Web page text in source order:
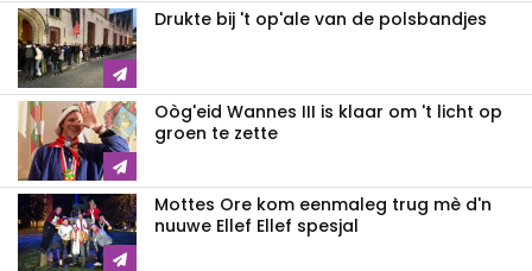
Drukte bij 't op'ale van de polsbandjes
Oòg'eid Wannes III is klaar om 't licht op
groen te zette
Mottes Ore kom eenmaleg trug mè d'n
nuuwe Ellef Ellef spesjal